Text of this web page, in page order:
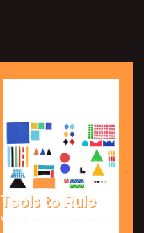
Tools to Rule
Valmieras vasaras teātra